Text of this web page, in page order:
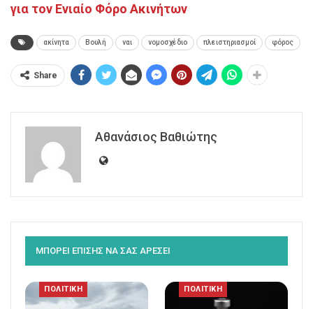
για τον Ενιαίο Φόρο Ακινήτων
ακίνητα Βουλή ναι νομοσχέδιο πλειστηριασμοί φόρος
Share
Αθανάσιος Βαθιώτης
ΜΠΟΡΕΙ ΕΠΙΣΗΣ ΝΑ ΣΑΣ ΑΡΕΣΕΙ
ΠΟΛΙΤΙΚΗ ΠΟΛΙΤΙΚΗ